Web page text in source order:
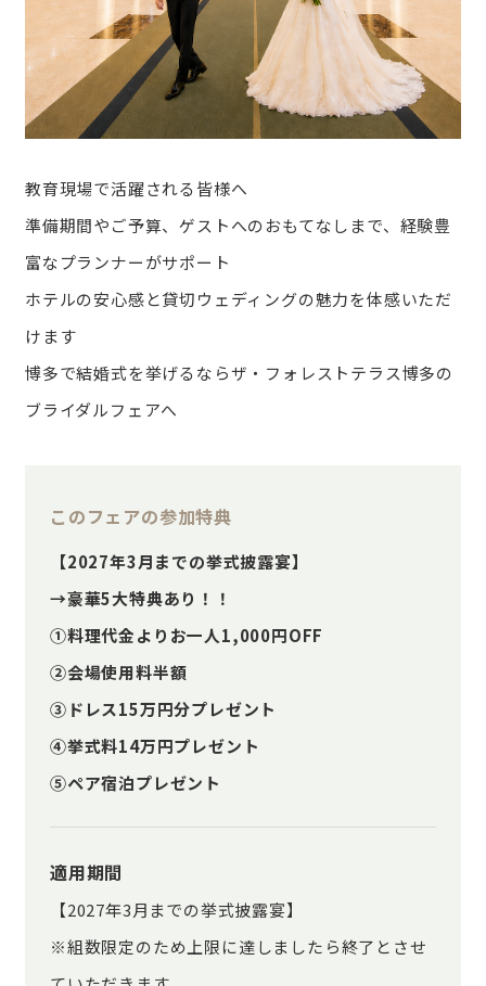
教育現場で活躍される皆様へ
準備期間やご予算、ゲストへのおもてなしまで、経験豊
富なプランナーがサポート
ホテルの安心感と貸切ウェディングの魅力を体感いただ
けます
博多で結婚式を挙げるならザ・フォレストテラス博多の
ブライダルフェアへ
このフェアの参加特典
【2027年3月までの挙式披露宴】
→豪華5大特典あり！！
①料理代金よりお一人1,000円OFF
②会場使用料半額
③ドレス15万円分プレゼント
④挙式料14万円プレゼント
⑤ペア宿泊プレゼント
適用期間
【2027年3月までの挙式披露宴】
※組数限定のため上限に達しましたら終了とさせ